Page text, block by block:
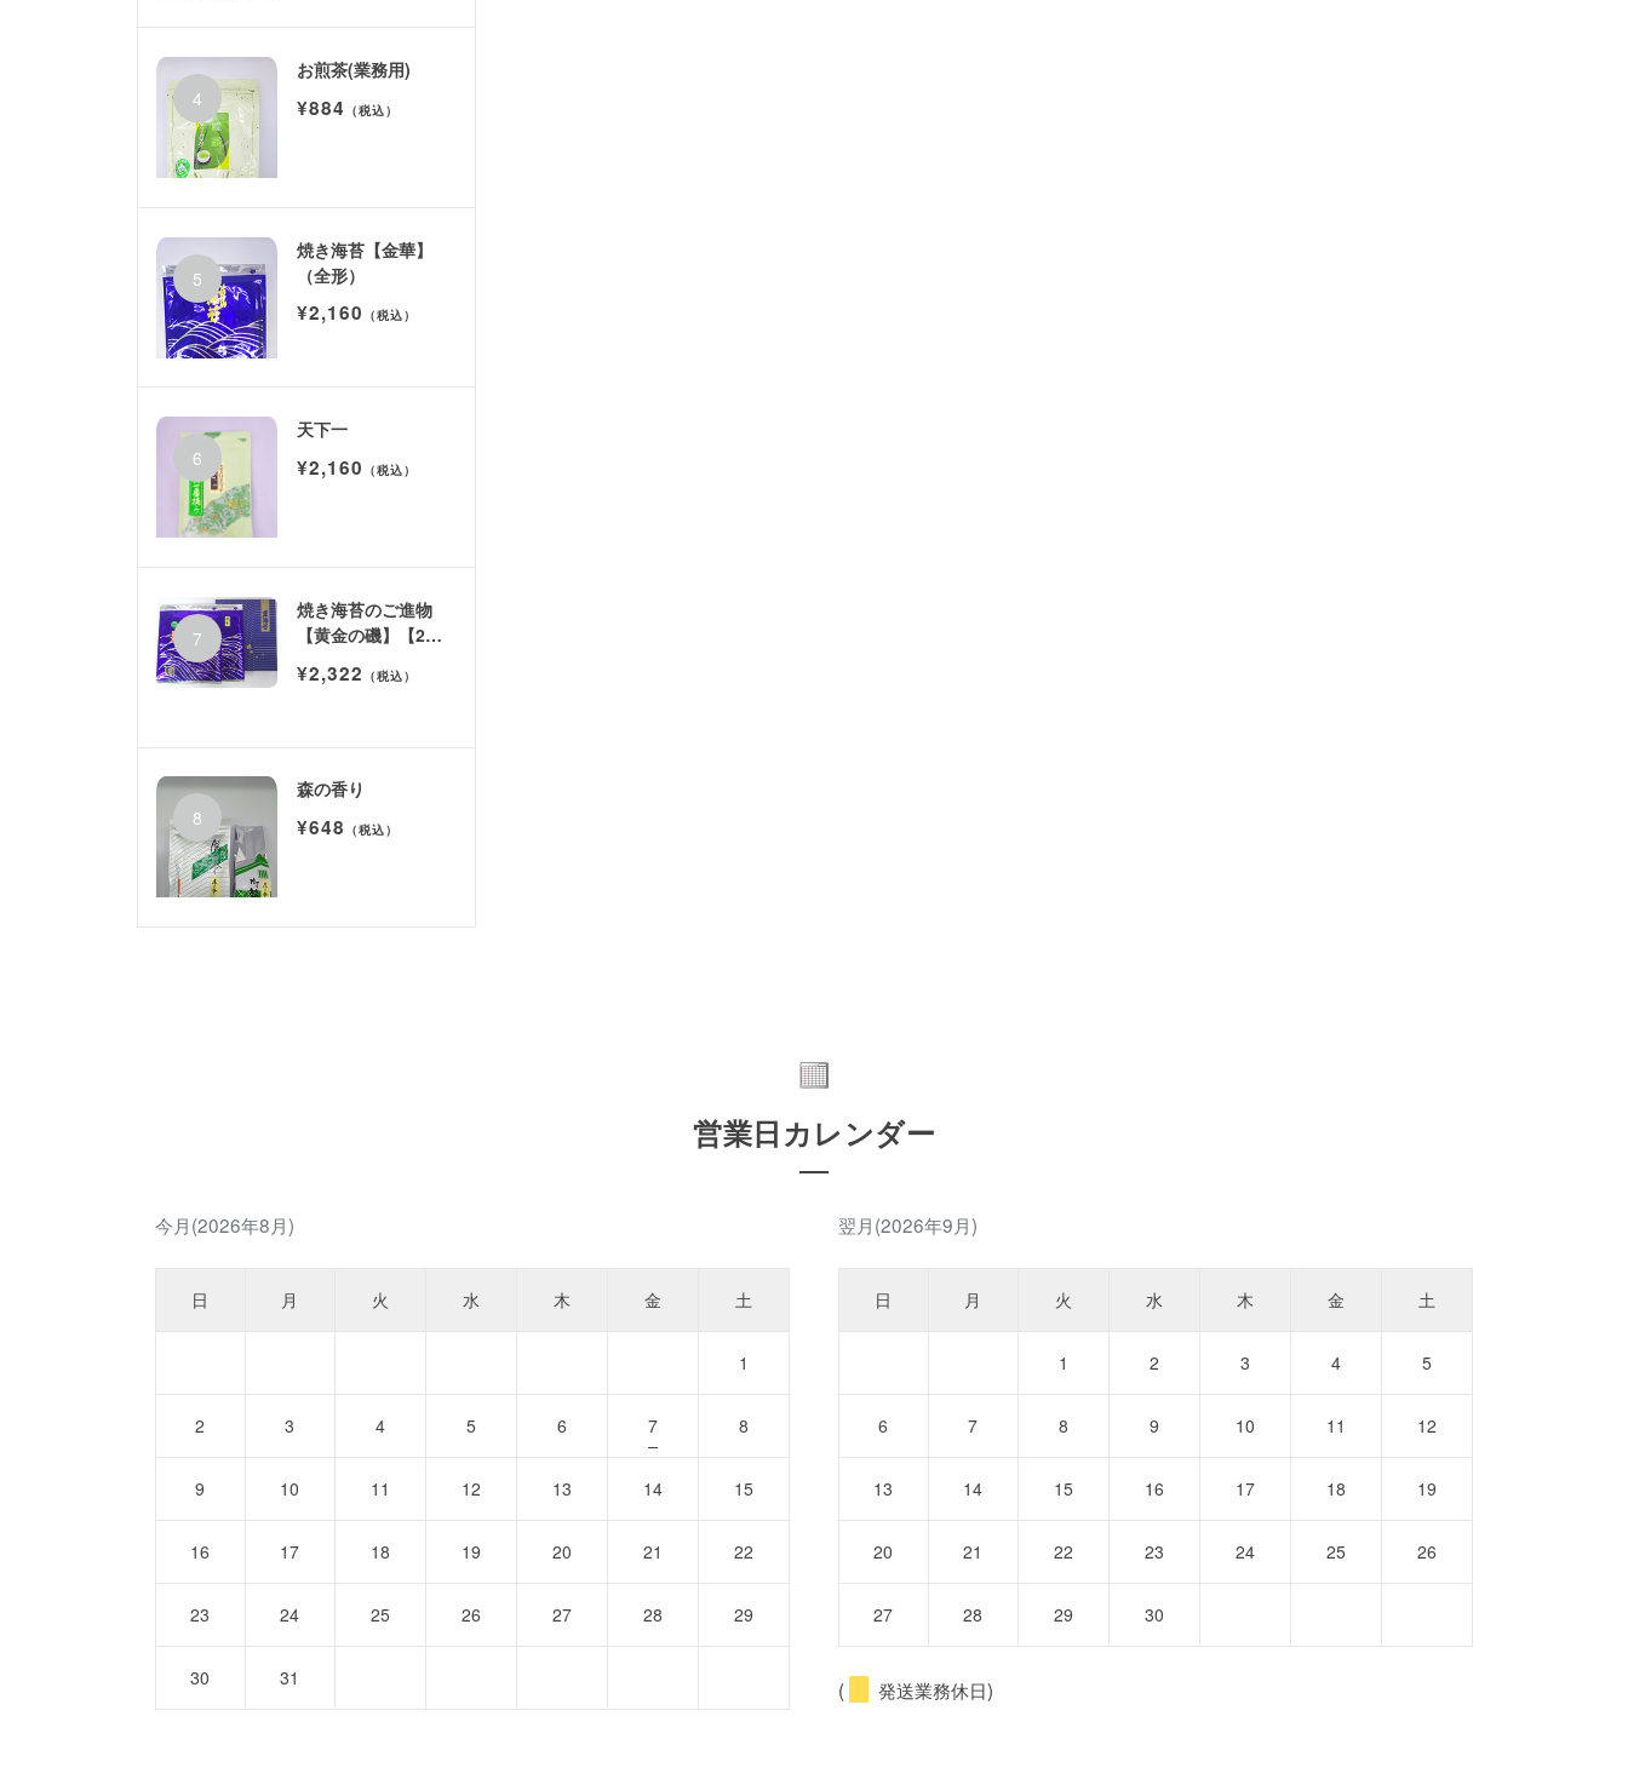
お煎茶(業務用)
¥884 （税込）
焼き海苔【金華】
（全形）
¥2,160 （税込）
天下一
¥2,160 （税込）
焼き海苔のご進物
【黄金の磯】【2帖
¥2,322 （税込）
森の香り
¥648 （税込）
営業日カレンダー
今月(2026年8月)
日 月 火 水 木 金 土
1
2 3 4 5 6 7 8
9 10 11 12 13 14 15
16 17 18 19 20 21 22
23 24 25 26 27 28 29
30 31
翌月(2026年9月)
日 月 火 水 木 金 土
1 2 3 4 5
6 7 8 9 10 11 12
13 14 15 16 17 18 19
20 21 22 23 24 25 26
27 28 29 30
( 発送業務休日)